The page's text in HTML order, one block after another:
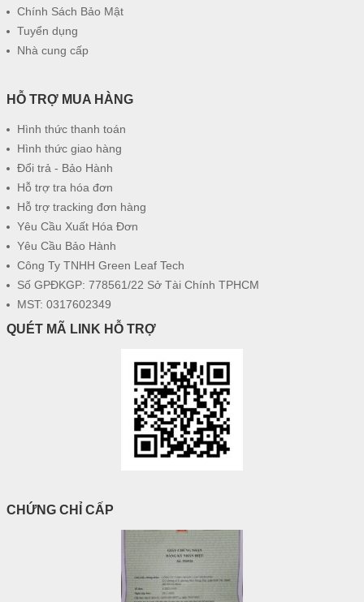
Chính Sách Bảo Mật
Tuyển dụng
Nhà cung cấp
HỖ TRỢ MUA HÀNG
Hình thức thanh toán
Hình thức giao hàng
Đổi trả - Bảo Hành
Hỗ trợ tra hóa đơn
Hỗ trợ tracking đơn hàng
Yêu Cầu Xuất Hóa Đơn
Yêu Cầu Bảo Hành
Công Ty TNHH Green Leaf Tech
Số GPĐKGP: 778561/22 Sở Tài Chính TPHCM
MST: 0317602349
QUÉT MÃ LINK HỖ TRỢ
CHỨNG CHỈ CẤP